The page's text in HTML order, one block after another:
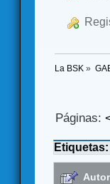
La BSK »
Páginas:
Etiquetas:
Autor